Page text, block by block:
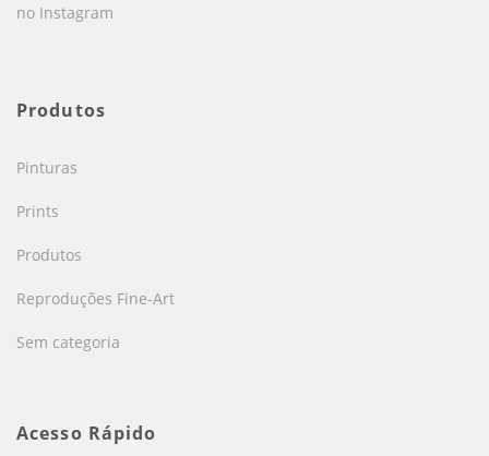
no Instagram
Produtos
Pinturas
Prints
Produtos
Reproduções Fine-Art
Sem categoria
Acesso Rápido